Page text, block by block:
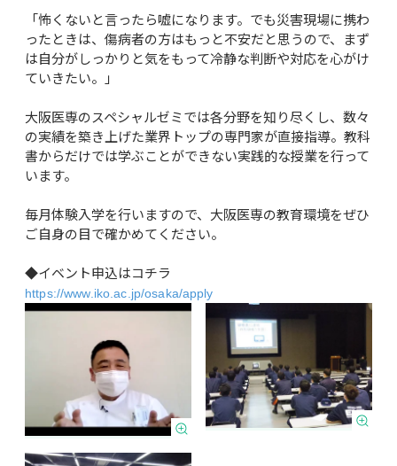
「怖くないと言ったら嘘になります。でも災害現場に携わ
ったときは、傷病者の方はもっと不安だと思うので、まず
は自分がしっかりと気をもって冷静な判断や対応を心がけ
ていきたい。」
大阪医専のスペシャルゼミでは各分野を知り尽くし、数々
の実績を築き上げた業界トップの専門家が直接指導。教科
書からだけでは学ぶことができない実践的な授業を行って
います。
毎月体験入学を行いますので、大阪医専の教育環境をぜひ
ご自身の目で確かめてください。
◆イベント申込はコチラ
https://www.iko.ac.jp/osaka/apply